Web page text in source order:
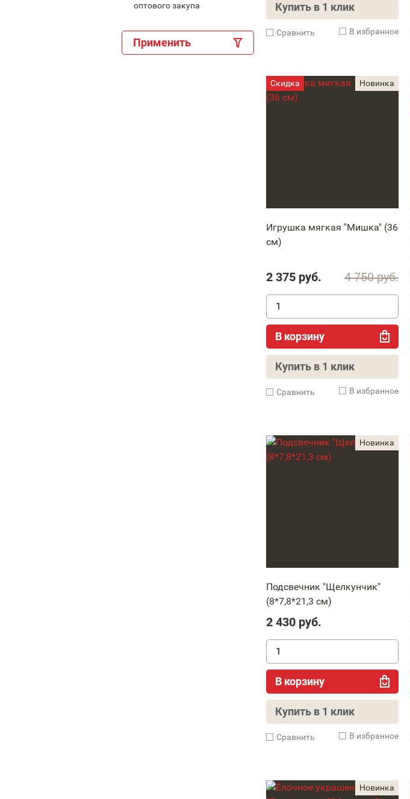
Купить в 1 клик
Cравнить В избранное
Игрушка мягкая "Мишка" (36
см)
4 750руб.
2 375 руб.
В корзину
Купить в 1 клик
Cравнить В избранное
Подсвечник "Щелкунчик"
(8*7,8*21,3 см)
2 430 руб.
В корзину
Купить в 1 клик
Cравнить В избранное
оптового закупа
Применить